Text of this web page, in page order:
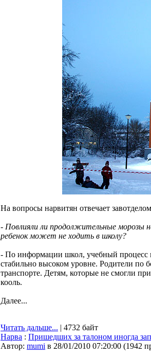
На вопросы нарвитян отвечает
- Повлияли ли продолжительные морозы
ребенок может не ходить в школу?
- По информации школ, учебный процесс
стабильно высоком уровне. Родители по
транспорте. Детям, которые не смогли
кооль.
Далее...
Читать дальше... | 4732 байт
Нарва : Пришедших за талоном иногда
Автор: mumi в 28/01/2010 07:20:00 (1942